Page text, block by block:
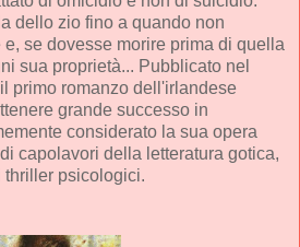
dello zio fino a quando non
se dovesse morire prima di quella
sua proprietà... Pubblicato nel
primo romanzo dell'irlandese
grande successo in
considerato la sua opera
capolavori della letteratura gotica,
thriller psicologici.